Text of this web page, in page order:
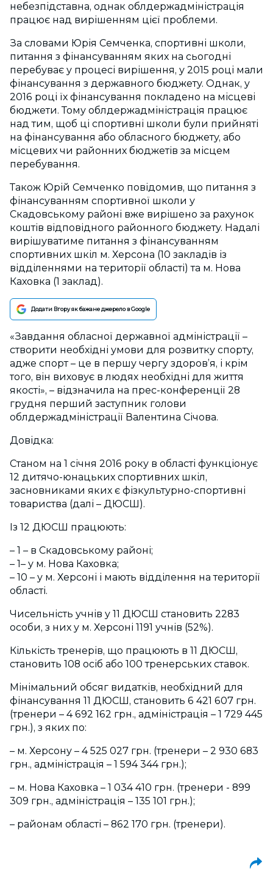
небезпідставна, однак облдержадміністрація
працює над вирішенням цієї проблеми.
За словами Юрія Семченка, спортивні школи,
питання з фінансуванням яких на сьогодні
перебуває у процесі вирішення, у 2015 році мали
фінансування з державного бюджету. Однак, у
2016 році їх фінансування покладено на місцеві
бюджети. Тому облдержадміністрація працює
над тим, щоб ці спортивні школи були прийняті
на фінансування або обласного бюджету, або
місцевих чи районних бюджетів за місцем
перебування.
Також Юрій Семченко повідомив, що питання з
фінансуванням спортивної школи у
Скадовському районі вже вирішено за рахунок
коштів відповідного районного бюджету. Надалі
вирішуватиме питання з фінансуванням
спортивних шкіл м. Херсона (10 закладів із
відділеннями на території області) та м. Нова
Каховка (1 заклад).
Додати Вгору як бажане джерело в Google
«Завдання обласної державної адміністрації –
створити необхідні умови для розвитку спорту,
адже спорт – це в першу чергу здоров’я, і крім
того, він виховує в людях необхідні для життя
якості», – відзначила на прес-конференції 28
грудня перший заступник голови
облдержадміністрації Валентина Січова.
Довідка:
Станом на 1 січня 2016 року в області функціонує
12 дитячо-юнацьких спортивних шкіл,
засновниками яких є фізкультурно-спортивні
товариства (далі – ДЮСШ).
Із 12 ДЮСШ працюють:
– 1 – в Скадовському районі;
– 1– у м. Нова Каховка;
– 10 – у м. Херсоні і мають відділення на території
області.
Чисельність учнів у 11 ДЮСШ становить 2283
особи, з них у м. Херсоні 1191 учнів (52%).
Кількість тренерів, що працюють в 11 ДЮСШ,
становить 108 осіб або 100 тренерських ставок.
Мінімальний обсяг видатків, необхідний для
фінансування 11 ДЮСШ, становить 6 421 607 грн.
(тренери – 4 692 162 грн., адміністрація – 1 729 445
грн.), з яких по:
– м. Херсону – 4 525 027 грн. (тренери – 2 930 683
грн., адміністрація – 1 594 344 грн.);
– м. Нова Каховка – 1 034 410 грн. (тренери - 899
309 грн., адміністрація – 135 101 грн.);
– районам області – 862 170 грн. (тренери).